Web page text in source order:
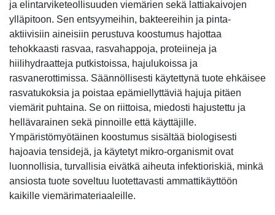
ja elintarviketeollisuuden viemärien sekä lattiakaivojen
ylläpitoon. Sen entsyymeihin, bakteereihin ja pinta-
aktiivisiin aineisiin perustuva koostumus hajottaa
tehokkaasti rasvaa, rasvahappoja, proteiineja ja
hiilihydraatteja putkistoissa, hajulukoissa ja
rasvanerottimissa. Säännöllisesti käytettynä tuote ehkäisee
rasvatukoksia ja poistaa epämiellyttäviä hajuja pitäen
viemärit puhtaina. Se on riittoisa, miedosti hajustettu ja
hellävarainen sekä pinnoille että käyttäjille.
Ympäristömyötäinen koostumus sisältää biologisesti
hajoavia tensidejä, ja käytetyt mikro-organismit ovat
luonnollisia, turvallisia eivätkä aiheuta infektioriskiä, minkä
ansiosta tuote soveltuu luotettavasti ammattikäyttöön
kaikille viemärimateriaaleille.